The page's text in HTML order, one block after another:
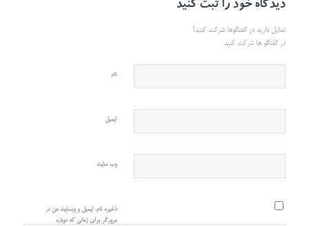
دیدگاه خود را ثبت کنید
تمایل دارید در گفتگوها شرکت کنید؟
در گفتگو ها شرکت کنید.
نام
ایمیل
وب‌ سایت
ذخیره نام، ایمیل و وبسایت من در
مرورگر برای زمانی که دوباره